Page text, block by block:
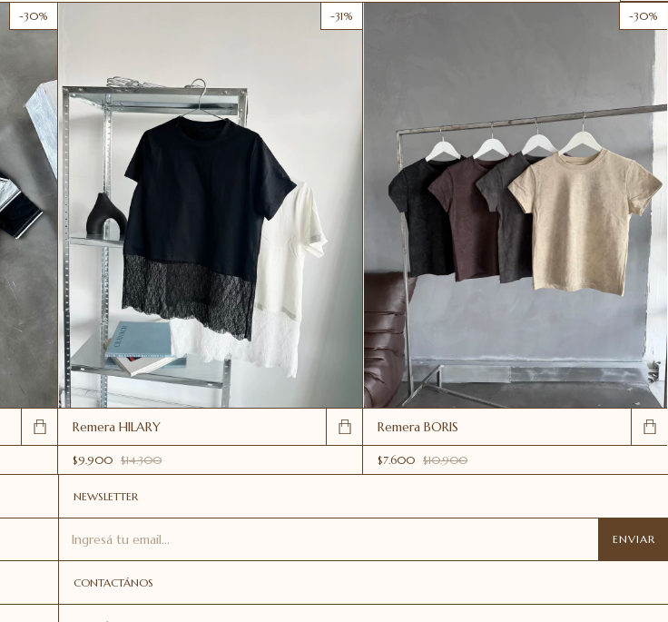
-30% -31%
Remera HILARY
$9.900 $14.300
-30%
Remera BORIS
$7.600 $10.900
NEWSLETTER
CONTACTÁNOS